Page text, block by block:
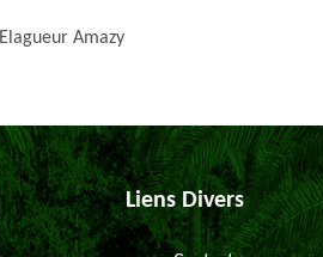
Elagueur Amazy
Liens Divers